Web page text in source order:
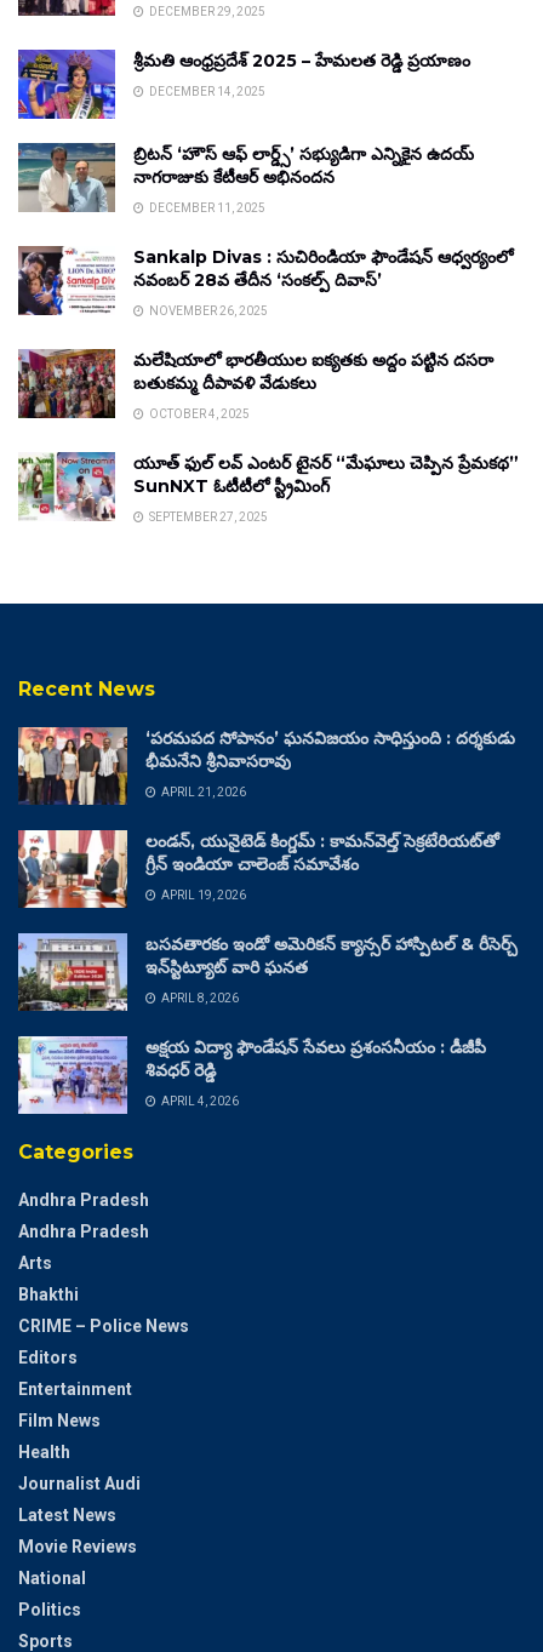
DECEMBER 29, 2025
శ్రీమతి ఆంధ్రప్రదేశ్ 2025 – హేమలత రెడ్డి ప్రయాణం
DECEMBER 14, 2025
బ్రిటన్ ‘హౌస్ ఆఫ్ లార్డ్స్’ సభ్యుడిగా ఎన్నికైన ఉదయ్
నాగరాజుకు కేటీఆర్ అభినందన
DECEMBER 11, 2025
Sankalp Divas : సుచిరిండియా ఫౌండేషన్ ఆధ్వర్యంలో
నవంబర్ 28వ తేదీన ‘సంకల్ప్ దివాస్’
NOVEMBER 26, 2025
మలేషియాలో భారతీయుల ఐక్యతకు అద్దం పట్టిన దసరా
బతుకమ్మ దీపావళి వేడుకలు
OCTOBER 4, 2025
యూత్ ఫుల్ లవ్ ఎంటర్ టైనర్ “మేఘాలు చెప్పిన ప్రేమకథ”
SunNXT ఓటీటీలో స్ట్రీమింగ్
SEPTEMBER 27, 2025
Recent News
‘పరమపద సోపానం’ ఘనవిజయం సాధిస్తుంది : దర్శకుడు
భీమనేని శ్రీనివాసరావు
APRIL 21, 2026
లండన్, యునైటెడ్ కింగ్డమ్ : కామన్‌వెల్త్ సెక్రటేరియట్‌తో
గ్రీన్ ఇండియా చాలెంజ్ సమావేశం
APRIL 19, 2026
బసవతారకం ఇండో అమెరికన్ క్యాన్సర్ హాస్పిటల్ & రీసెర్చ్
ఇన్‌స్టిట్యూట్ వారి ఘనత
APRIL 8, 2026
అక్షయ విద్యా ఫౌండేషన్ సేవలు ప్రశంసనీయం : డీజీపీ
శివధర్ రెడ్డి
APRIL 4, 2026
Categories
Andhra Pradesh
Andhra Pradesh
Arts
Bhakthi
CRIME – Police News
Editors
Entertainment
Film News
Health
Journalist Audi
Latest News
Movie Reviews
National
Politics
Sports